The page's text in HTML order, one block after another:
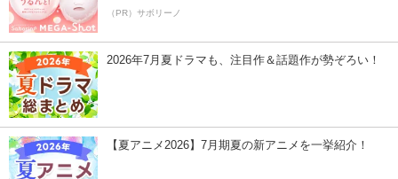
（PR）サボリーノ
2026年7月夏ドラマも、注目作＆話題作が勢ぞろい！
【夏アニメ2026】7月期夏の新アニメを一挙紹介！